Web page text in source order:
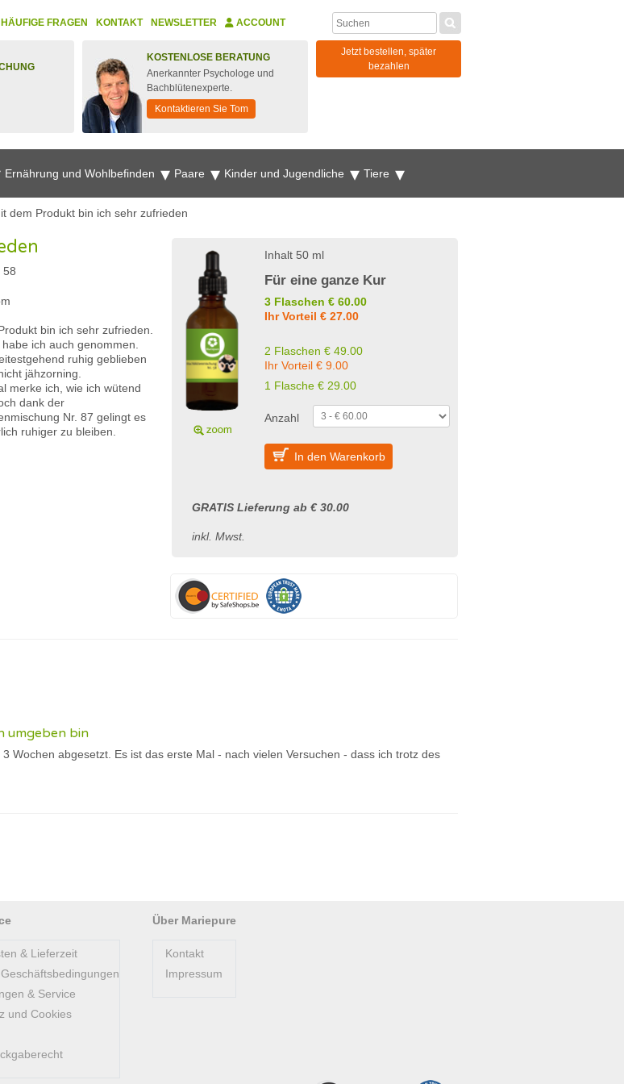
HÄUFIGE FRAGEN KONTAKT NEWSLETTER ACCOUNT
KOSTENLOSE BERATUNG
Anerkannter Psychologe und
Bachblütenexperte.
Kontaktieren Sie Tom
Jetzt bestellen, später
bezahlen
Ernährung und Wohlbefinden Paare Kinder und Jugendliche Tiere
dem Produkt bin ich sehr zufrieden
58
bin ich sehr zufrieden.
ich auch genommen.
ruhig geblieben
jähzorning.
merke ich, wie ich wütend
dank der
Nr. 87 gelingt es
ruhiger zu bleiben.
Inhalt 50 ml
Für eine ganze Kur
3 Flaschen € 60.00
Ihr Vorteil € 27.00
2 Flaschen € 49.00
Ihr Vorteil € 9.00
1 Flasche € 29.00
Anzahl
In den Warenkorb
GRATIS Lieferung ab € 30.00
inkl. Mwst.
umgeben bin
Wochen abgesetzt. Es ist das erste Mal - nach vielen Versuchen - dass ich trotz des
& Lieferzeit
& Service
und Cookies
Über Mariepure
Kontakt
Impressum